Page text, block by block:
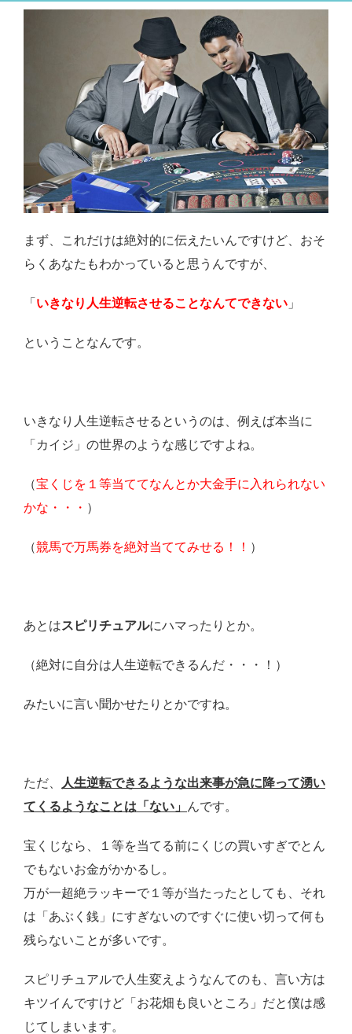
まず、これだけは絶対的に伝えたいんですけど、おそ
らくあなたもわかっていると思うんですが、
「 いきなり人生逆転させることなんてできない 」
ということなんです。
いきなり人生逆転させるというのは、例えば本当に
「カイジ」の世界のような感じですよね。
（宝くじを１等当ててなんとか大金手に入れられない
かな・・・ ）
（競馬で万馬券を絶対当ててみせる！！ ）
あとはスピリチュアルにハマったりとか。
（絶対に自分は人生逆転できるんだ・・・！）
みたいに言い聞かせたりとかですね。
ただ、
人生逆転できるような出来事が急に降って湧い
てくるようなことは「ない」
んです。
宝くじなら、１等を当てる前にくじの買いすぎでとん
でもないお金がかかるし。
万が一超絶ラッキーで１等が当たったとしても、それ
は「あぶく銭」にすぎないのですぐに使い切って何も
残らないことが多いです。
スピリチュアルで人生変えようなんてのも、言い方は
キツイんですけど「お花畑も良いところ」だと僕は感
じてしまいます。